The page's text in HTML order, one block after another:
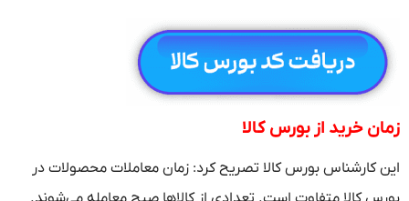
زمان خرید از بورس کالا
این کارشناس بورس کالا تصریح کرد: زمان معاملات محصولات در